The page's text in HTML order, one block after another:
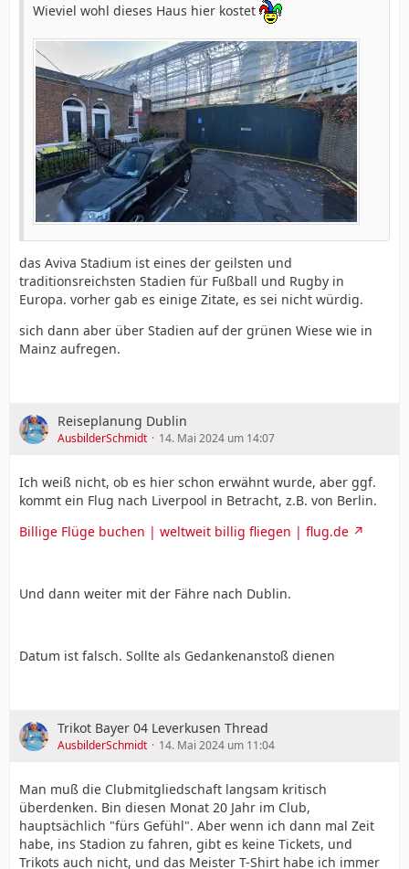
Wieviel wohl dieses Haus hier kostet
das Aviva Stadium ist eines der geilsten und
traditionsreichsten Stadien für Fußball und Rugby in
Europa. vorher gab es einige Zitate, es sei nicht würdig.
sich dann aber über Stadien auf der grünen Wiese wie in
Mainz aufregen.
Reiseplanung Dublin
AusbilderSchmidt 14. Mai 2024 um 14:07
Ich weiß nicht, ob es hier schon erwähnt wurde, aber ggf.
kommt ein Flug nach Liverpool in Betracht, z.B. von Berlin.
Billige Flüge buchen | weltweit billig fliegen | flug.de
Und dann weiter mit der Fähre nach Dublin.
Datum ist falsch. Sollte als Gedankenanstoß dienen
Trikot Bayer 04 Leverkusen Thread
AusbilderSchmidt 14. Mai 2024 um 11:04
Man muß die Clubmitgliedschaft langsam kritisch
überdenken. Bin diesen Monat 20 Jahr im Club,
hauptsächlich "fürs Gefühl". Aber wenn ich dann mal Zeit
habe, ins Stadion zu fahren, gibt es keine Tickets, und
Trikots auch nicht, und das Meister T-Shirt habe ich immer